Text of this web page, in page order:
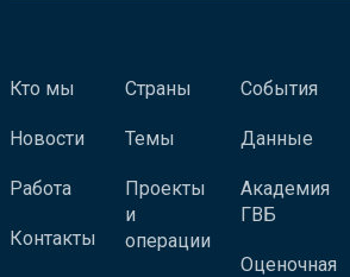
Кто мы
Новости
Работа
Контакты
Страны
Темы
Проекты
и
операции
События
Данные
Академия
ГВБ
Оценочная